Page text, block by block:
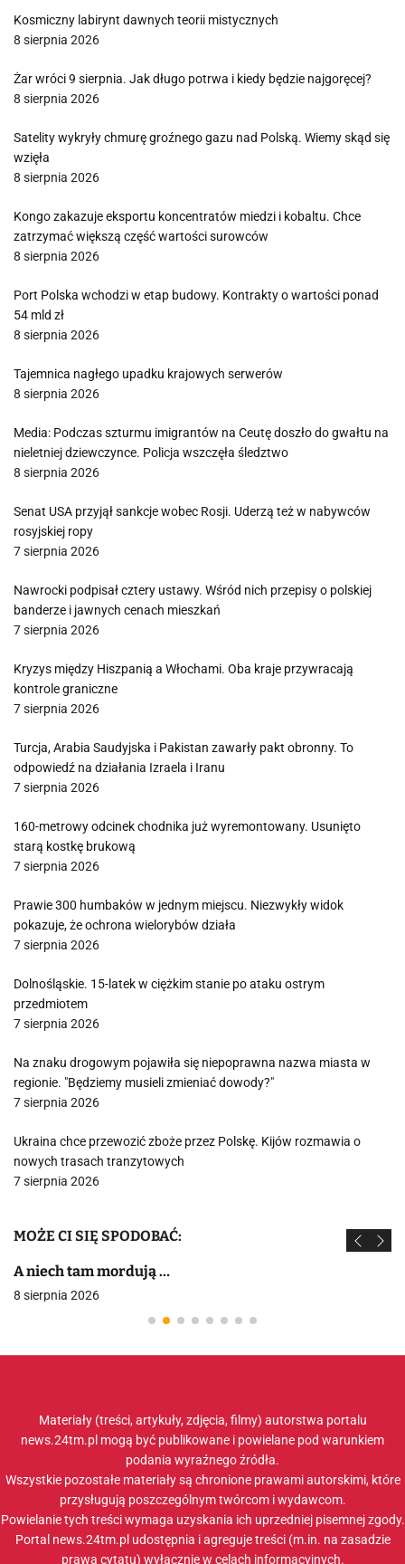
Kosmiczny labirynt dawnych teorii mistycznych
8 sierpnia 2026
Żar wróci 9 sierpnia. Jak długo potrwa i kiedy będzie najgoręcej?
8 sierpnia 2026
Satelity wykryły chmurę groźnego gazu nad Polską. Wiemy skąd się
wzięła
8 sierpnia 2026
Kongo zakazuje eksportu koncentratów miedzi i kobaltu. Chce
zatrzymać większą część wartości surowców
8 sierpnia 2026
Port Polska wchodzi w etap budowy. Kontrakty o wartości ponad
54 mld zł
8 sierpnia 2026
Tajemnica nagłego upadku krajowych serwerów
8 sierpnia 2026
Media: Podczas szturmu imigrantów na Ceutę doszło do gwałtu na
nieletniej dziewczynce. Policja wszczęła śledztwo
8 sierpnia 2026
Senat USA przyjął sankcje wobec Rosji. Uderzą też w nabywców
rosyjskiej ropy
7 sierpnia 2026
Nawrocki podpisał cztery ustawy. Wśród nich przepisy o polskiej
banderze i jawnych cenach mieszkań
7 sierpnia 2026
Kryzys między Hiszpanią a Włochami. Oba kraje przywracają
kontrole graniczne
7 sierpnia 2026
Turcja, Arabia Saudyjska i Pakistan zawarły pakt obronny. To
odpowiedź na działania Izraela i Iranu
7 sierpnia 2026
160-metrowy odcinek chodnika już wyremontowany. Usunięto
starą kostkę brukową
7 sierpnia 2026
Prawie 300 humbaków w jednym miejscu. Niezwykły widok
pokazuje, że ochrona wielorybów działa
7 sierpnia 2026
Dolnośląskie. 15-latek w ciężkim stanie po ataku ostrym
przedmiotem
7 sierpnia 2026
Na znaku drogowym pojawiła się niepoprawna nazwa miasta w
regionie. "Będziemy musieli zmieniać dowody?"
7 sierpnia 2026
Ukraina chce przewozić zboże przez Polskę. Kijów rozmawia o
nowych trasach tranzytowych
7 sierpnia 2026
MOŻE CI SIĘ SPODOBAĆ:
A niech tam mordują …
8 sierpnia 2026
Materiały (treści, artykuły, zdjęcia, filmy) autorstwa portalu
news.24tm.pl mogą być publikowane i powielane pod warunkiem
podania wyraźnego źródła.
Wszystkie pozostałe materiały są chronione prawami autorskimi, które
przysługują poszczególnym twórcom i wydawcom.
Powielanie tych treści wymaga uzyskania ich uprzedniej pisemnej zgody.
Portal news.24tm.pl udostępnia i agreguje treści (m.in. na zasadzie
prawa cytatu) wyłącznie w celach informacyjnych.